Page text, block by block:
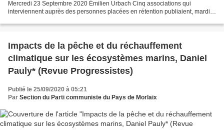
Mercredi 23 Septembre 2020 Émilien Urbach Cinq associations qui
interviennent auprès des personnes placées en rétention publiaient, mardi,
Impacts de la pêche et du réchauffement
climatique sur les écosystèmes marins, Daniel
Pauly* (Revue Progressistes)
Publié le 25/09/2020 à 05:21
Par Section du Parti communiste du Pays de Morlaix